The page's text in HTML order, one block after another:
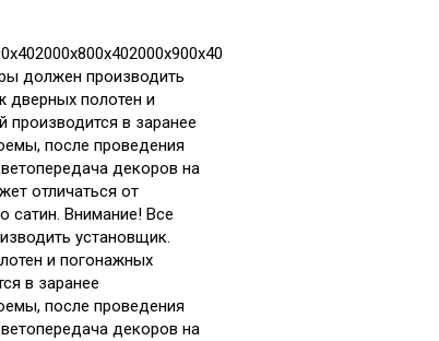
должен производить
дверных полотен и
производится в заранее
после проведения
декоров на
отличаться от
сатин. Внимание! Все
установщик.
и погонажных
в заранее
после проведения
декоров на